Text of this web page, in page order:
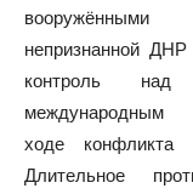
непризнанной
контроль над
ходе конфликта
Длительное